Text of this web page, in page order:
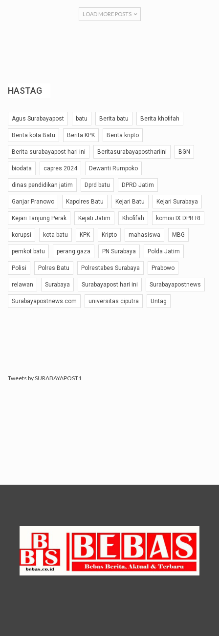
LOAD MORE POSTS
HASTAG
Agus Surabayapost batu Berita batu Berita khofifah
Berita kota Batu Berita KPK Berita kripto
Berita surabayapost hari ini Beritasurabayaposthariini BGN
biodata capres 2024 Dewanti Rumpoko
dinas pendidikan jatim Dprd batu DPRD Jatim
Ganjar Pranowo Kapolres Batu Kejari Batu Kejari Surabaya
Kejari Tanjung Perak Kejati Jatim Khofifah komisi IX DPR RI
korupsi kota batu KPK Kripto mahasiswa MBG
pemkot batu perang gaza PN Surabaya Polda Jatim
Polisi Polres Batu Polrestabes Surabaya Prabowo
relawan Surabaya Surabayapost hari ini Surabayapostnews
Surabayapostnews.com universitas ciputra Untag
Tweets by SURABAYAPOST1